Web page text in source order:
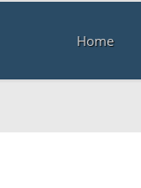
Home